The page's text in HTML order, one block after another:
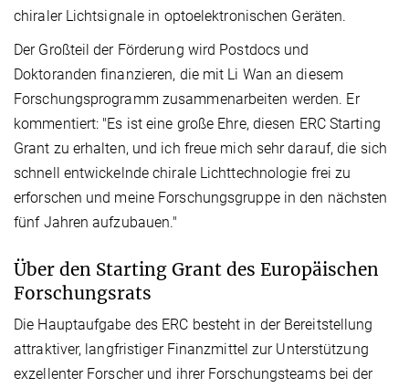
chiraler Lichtsignale in optoelektronischen Geräten.
Der Großteil der Förderung wird Postdocs und
Doktoranden finanzieren, die mit Li Wan an diesem
Forschungsprogramm zusammenarbeiten werden. Er
kommentiert: "Es ist eine große Ehre, diesen ERC Starting
Grant zu erhalten, und ich freue mich sehr darauf, die sich
schnell entwickelnde chirale Lichttechnologie frei zu
erforschen und meine Forschungsgruppe in den nächsten
fünf Jahren aufzubauen."
Über den Starting Grant des Europäischen
Forschungsrats
Die Hauptaufgabe des ERC besteht in der Bereitstellung
attraktiver, langfristiger Finanzmittel zur Unterstützung
exzellenter Forscher und ihrer Forschungsteams bei der